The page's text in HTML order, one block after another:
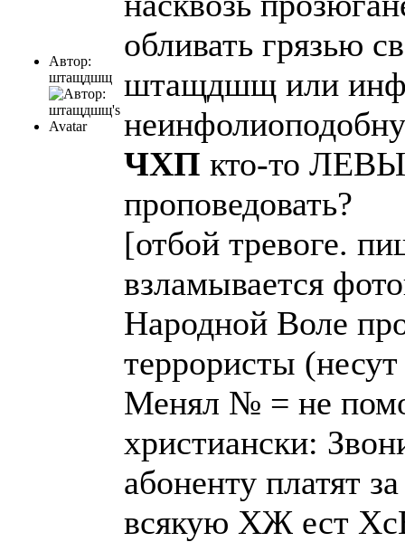
Автор:
штащдшщ
обливать грязью
штащдшщ или
ЧХП кто-то
проповедовать?
[отбой тревоге.
взламывается
Народной Воле
террористы
Менял № = не
христиански:
абоненту платят
всякую ХЖ ест